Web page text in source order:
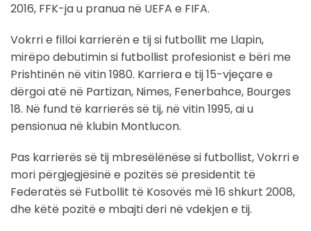
2016, FFK-ja u pranua në UEFA e FIFA.
Vokrri e filloi karrierën e tij si futbollit me Llapin,
mirëpo debutimin si futbollist profesionist e bëri me
Prishtinën në vitin 1980. Karriera e tij 15-vjeçare e
dërgoi atë në Partizan, Nimes, Fenerbahce, Bourges
18. Në fund të karrierës së tij, në vitin 1995, ai u
pensionua në klubin Montlucon.
Pas karrierës së tij mbresëlënëse si futbollist, Vokrri e
mori përgjegjësinë e pozitës së presidentit të
Federatës së Futbollit të Kosovës më 16 shkurt 2008,
dhe këtë pozitë e mbajti deri në vdekjen e tij.